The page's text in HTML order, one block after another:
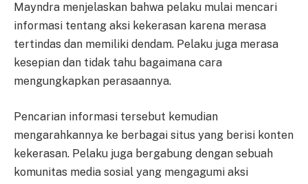
Mayndra menjelaskan bahwa pelaku mulai mencari
informasi tentang aksi kekerasan karena merasa
tertindas dan memiliki dendam. Pelaku juga merasa
kesepian dan tidak tahu bagaimana cara
mengungkapkan perasaannya.
Pencarian informasi tersebut kemudian
mengarahkannya ke berbagai situs yang berisi konten
kekerasan. Pelaku juga bergabung dengan sebuah
komunitas media sosial yang mengagumi aksi